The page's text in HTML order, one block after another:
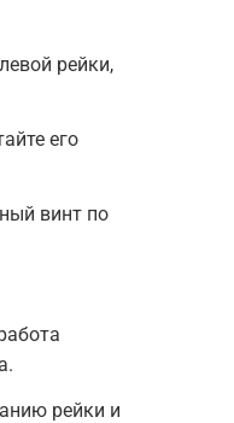
рейки,
его
винт по
рейки и